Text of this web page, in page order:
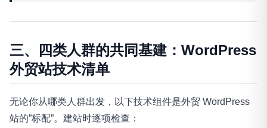
三、四类人群的共同基建：WordPress
外贸站技术清单
无论你从哪类人群出发，以下技术组件是外贸 WordPress
站的”标配”。建站时逐项检查：